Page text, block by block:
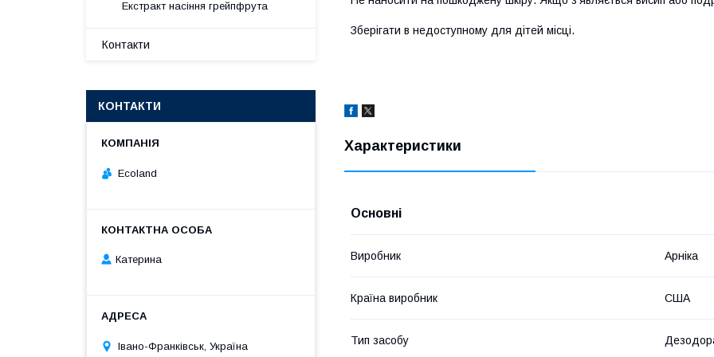
Зберігати в недоступному для дітей місці.
Характеристики
Основні
Виробник Арніка
Країна виробник США
Тип засобу
Екстракт насіння грейпфрута
Контакти
КОНТАКТИ
Ecoland
Катерина
Івано-Франківськ, Україна